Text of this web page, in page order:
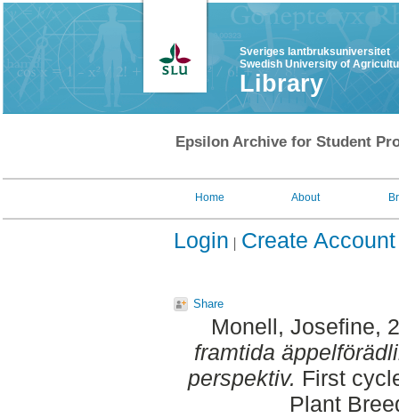
Sveriges lantbruksuniversitet
Swedish University of
Library
Epsilon Archive for Student
Home About
Login Create Account
Share
Monell, Josefine,
framtida
perspektiv. First
Plant